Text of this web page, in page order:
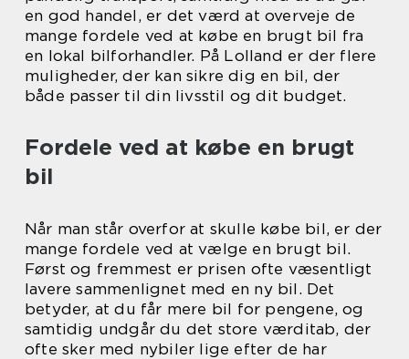
en god handel, er det værd at overveje de
mange fordele ved at købe en brugt bil fra
en lokal bilforhandler. På Lolland er der flere
muligheder, der kan sikre dig en bil, der
både passer til din livsstil og dit budget.
Fordele ved at købe en brugt
bil
Når man står overfor at skulle købe bil, er der
mange fordele ved at vælge en brugt bil.
Først og fremmest er prisen ofte væsentligt
lavere sammenlignet med en ny bil. Det
betyder, at du får mere bil for pengene, og
samtidig undgår du det store værditab, der
ofte sker med nybiler lige efter de har